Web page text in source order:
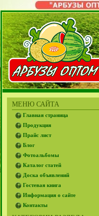
МЕНЮ САЙТА
Главная страница
Продукция
Прайс лист
Блог
Фотоальбомы
Каталог статей
Доска объявлений
Гостевая книга
Информация о сайте
Контакты